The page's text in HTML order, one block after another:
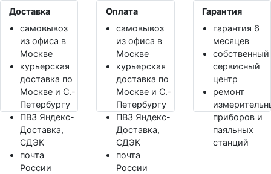
Доставка
самовывоз
из офиса в
Москве
курьерская
доставка по
Москве и С.-
Петербургу
ПВЗ Яндекс-
Доставка,
СДЭК
почта
России
Оплата
самовывоз
из офиса в
Москве
курьерская
доставка по
Москве и С.-
Петербургу
ПВЗ Яндекс-
Доставка,
СДЭК
почта
России
Гарантия
гарантия 6
месяцев
собственный
сервисный
центр
ремонт
приборов и
паяльных
станций